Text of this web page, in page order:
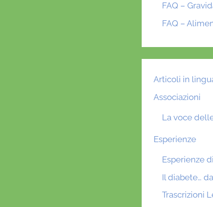
FAQ –
FAQ –
Articoli in
Associazioni
La voce
Esperienze
Esperienze
Il diabete…
Trascrizioni